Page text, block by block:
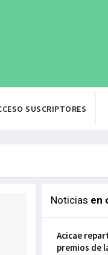
SUSCRIPTORES
Noticias en
Acicae
premios de